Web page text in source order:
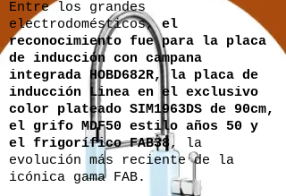
Entre los grandes
electrodomésticos,el
reconocimiento fue para la placa
de inducción con campana
integrada HOBD682R, la placa de
inducción Linea en el exclusivo
color plateado SIM1963DS de 90cm,
el grifo MDF50 estilo años 50 y
el frigorífico FAB38, la
evolución más reciente de la
icónica gama FAB.